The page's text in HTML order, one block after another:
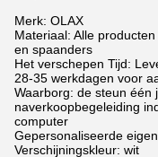
Merk: OLAX
Materiaal: Alle
en spaanders
Het verschepen Tijd:
28-35 werkdagen voor
Waarborg: de steun één
naverkoopbegeleiding
computer
Gepersonaliseerde
Verschijningskleur: wit